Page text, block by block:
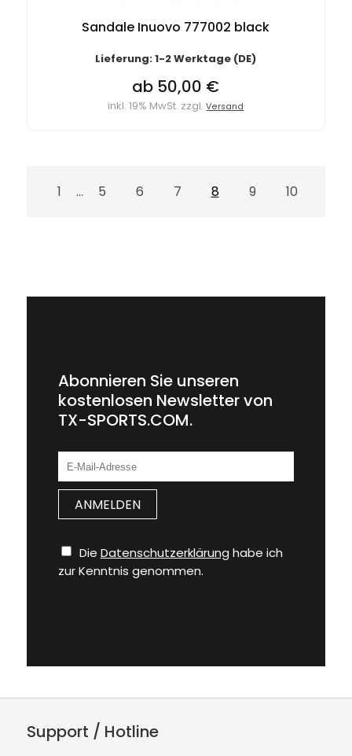
Sandale Inuovo 777002 black
Lieferung: 1-2 Werktage (DE)
ab 50,00 €
inkl. 19% MwSt. zzgl.Versand
1 ... 5 6 7 8 9 10
Abonnieren Sie unseren
kostenlosen Newsletter von
TX-SPORTS.COM.
Die Datenschutzerklärung habe ich
zur Kenntnis genommen.
Support / Hotline